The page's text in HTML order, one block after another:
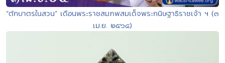
“ตักบาตรในสวน” เดือนพระราชสมภพสมเด็จพระกนิษฐาธิราชเจ้า ฯ (๓
เม.ย. ๒๕๖๔)